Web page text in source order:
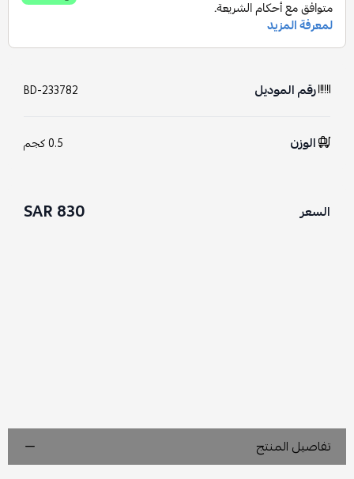
رقم الموديل BD-233782
الوزن 0.5 كجم
السعر 830 SAR
تفاصيل المنتج